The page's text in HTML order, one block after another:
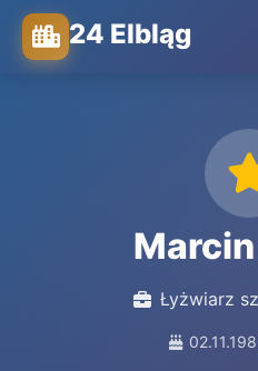
24 Elbląg
Łyżwiarz